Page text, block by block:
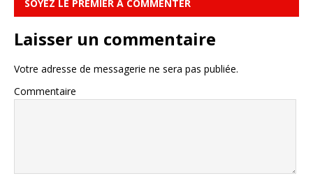
SOYEZ LE PREMIER À COMMENTER
Laisser un commentaire
Votre adresse de messagerie ne sera pas publiée.
Commentaire